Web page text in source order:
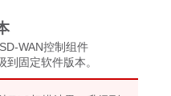
WAN控制组件
到固定软件版本。